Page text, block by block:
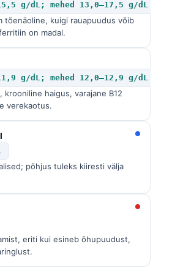
g/dL; mehed 13,0–17,5 g/dL
tõenäoline, kuigi rauapuudus võib
on madal.
g/dL; mehed 12,0–12,9 g/dL
krooniline haigus, varajane B12
verekaotus.
põhjus tuleks kiiresti välja
eriti kui esineb õhupuudust,